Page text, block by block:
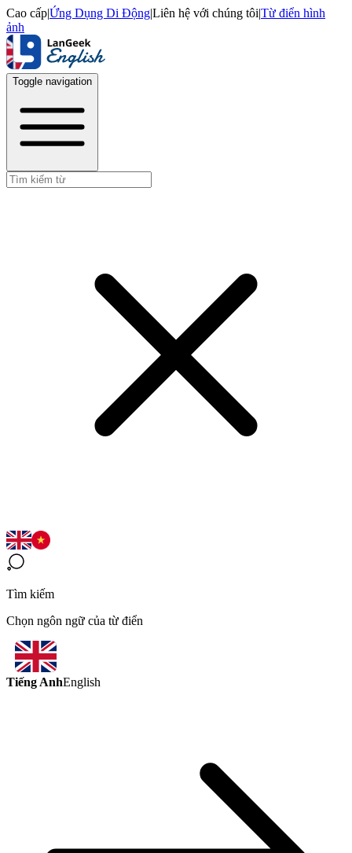
Cao cấp|Ứng Dụng Di Động|Liên hệ với chúng tôi|Từ điển hình
ảnh
Toggle navigation
Tìm kiếm
Chọn ngôn ngữ của từ điển
Tiếng AnhEnglish